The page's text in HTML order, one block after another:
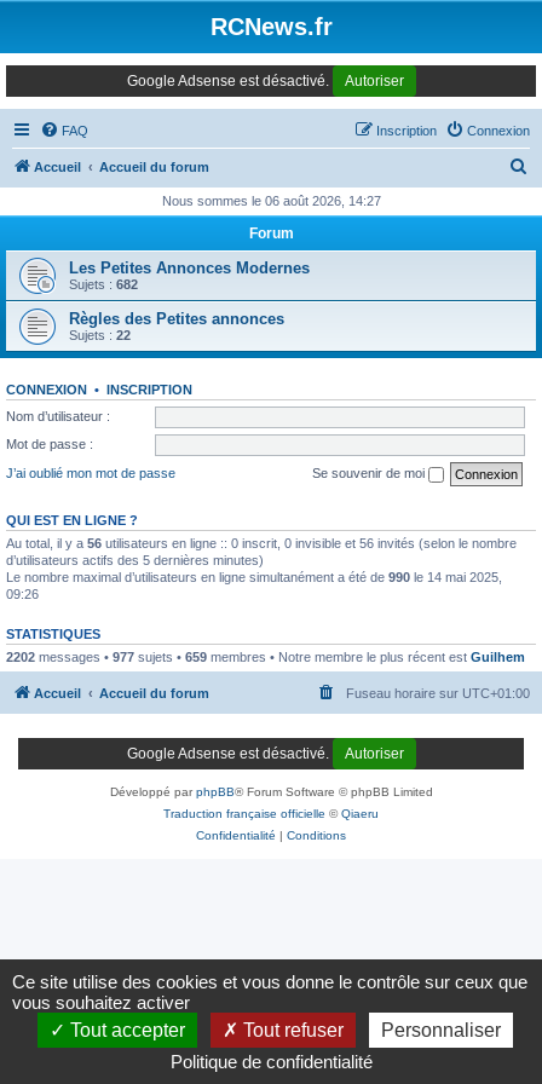
RCNews.fr
Google Adsense est désactivé. Autoriser
FAQ Connexion
Inscription
Accueil Accueil du forum
h
e
Nous sommes le 06 août 2026, 14:27
Forum
Les Petites Annonces Modernes
Sujets : 682
Règles des Petites annonces
Sujets : 22
CONNEXION • INSCRIPTION
Nom d’utilisateur :
Mot de passe :
J’ai oublié mon mot de passe
Se souvenir de moi
QUI EST EN LIGNE ?
Au total, il y a 56 utilisateurs en ligne :: 0 inscrit, 0 invisible et 56 invités (selon le nombre
d’utilisateurs actifs des 5 dernières minutes)
Le nombre maximal d’utilisateurs en ligne simultanément a été de 990 le 14 mai 2025,
09:26
STATISTIQUES
2202 messages • 977 sujets • 659 membres • Notre membre le plus récent est Guilhem
Accueil Accueil du forum Fuseau horaire sur UTC+01:00
Google Adsense est désactivé. Autoriser
Développé parphpBB® Forum Software © phpBB Limited
Traduction française officielle ©Qiaeru
Confidentialité | Conditions
Panneau de gestion des cookies
Ce site utilise des cookies et vous donne le contrôle sur ceux que
vous souhaitez activer
Tout accepter
Tout refuser
Personnaliser
Politique de confidentialité